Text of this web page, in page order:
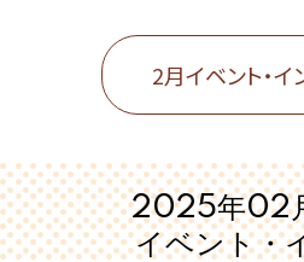
2月イベント・イ
2025年02
イベント・